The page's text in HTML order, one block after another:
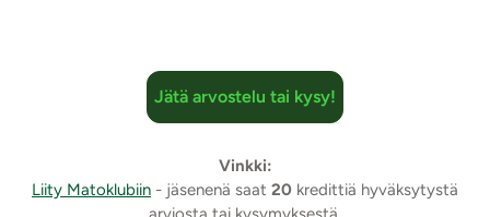
Jätä arvostelu tai kysy!
Vinkki:
Liity Matoklubiin - jäsenenä saat 20 kredittiä hyväksytystä